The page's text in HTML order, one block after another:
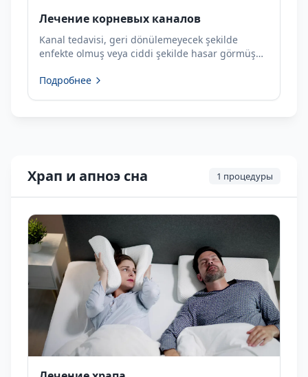
Лечение корневых каналов
Kanal tedavisi, geri dönülemeyecek şekilde
enfekte olmuş veya ciddi şekilde hasar görmüş
tedavidir. İşlem sırasında diş hekimi, dişin iç
Подробнее
Храп и апноэ сна 1 процедуры